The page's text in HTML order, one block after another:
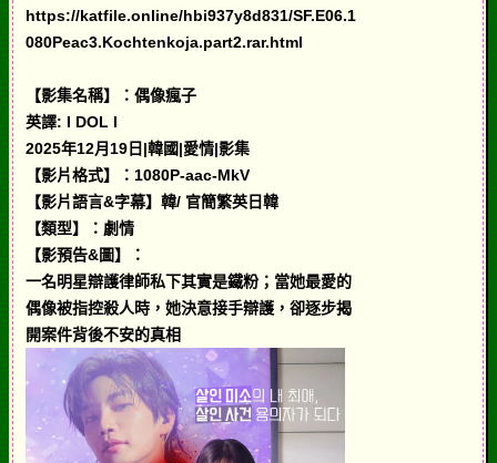
https://katfile.online/hbi937y8d831/SF.E06.1
080Peac3.Kochtenkoja.part2.rar.html
【影集名稱】：偶像瘋子
英譯: I DOL I
2025年12月19日|韓國|愛情|影集
【影片格式】：1080P-aac-MkV
【影片語言&字幕】韓/ 官簡繁英日韓
【類型】：劇情
【影預告&圖】：
一名明星辯護律師私下其實是鐵粉；當她最愛的
偶像被指控殺人時，她決意接手辯護，卻逐步揭
開案件背後不安的真相